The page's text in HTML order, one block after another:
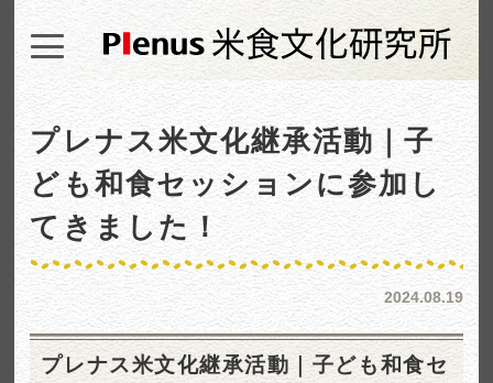
プレナス米文化継承活動｜子
ども和食セッションに参加し
てきました！
2024.08.19
プレナス米文化継承活動｜子ども和食セ